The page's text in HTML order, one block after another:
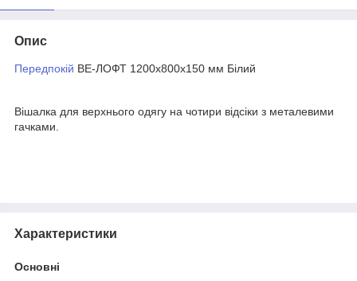
Опис
Передпокій ВЕ-ЛОФТ 1200х800х150 мм Білий
Вішалка для верхнього одягу на чотири відсіки з металевими
гачками.
Характеристики
Основні